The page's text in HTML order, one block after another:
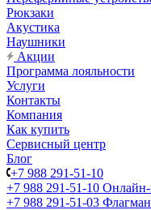
Рюкзаки
Акустика
Наушники
Акции
Программа лояльности
Услуги
Контакты
Компания
Как купить
Сервисный центр
Блог
+7 988 291-51-10
+7 988 291-51-10 Онлайн-
+7 988 291-51-03 Флагман